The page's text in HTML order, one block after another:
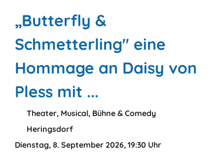
„Butterfly &
Schmetterling" eine
Hommage an Daisy von
Pless mit ...
Theater, Musical, Bühne & Comedy
Heringsdorf
Dienstag, 8. September 2026, 19:30 Uhr